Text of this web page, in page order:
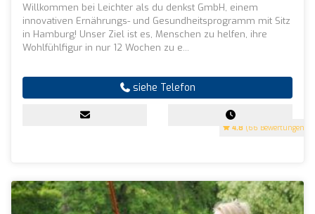
4.8 (66 Bewertungen)
Willkommen bei Leichter als du denkst GmbH, einem
innovativen Ernährungs- und Gesundheitsprogramm mit Sitz
in Hamburg! Unser Ziel ist es, Menschen zu helfen, ihre
Wohlfühlfigur in nur 12 Wochen zu e...
siehe Telefon